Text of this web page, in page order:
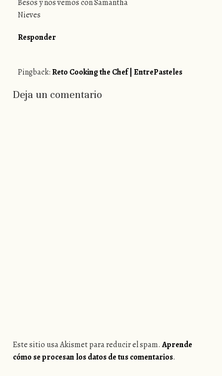
Besos y nos vemos con Samantha
Nieves
Responder
Pingback:Reto Cooking the Chef | EntrePasteles
Deja un comentario
Este sitio usa Akismet para reducir el spam.Aprende
cómo se procesan los datos de tus comentarios.